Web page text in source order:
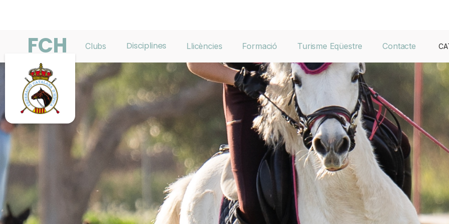
FCH Clubs Disciplines Llicències Formació Turisme Eqüestre Contacte